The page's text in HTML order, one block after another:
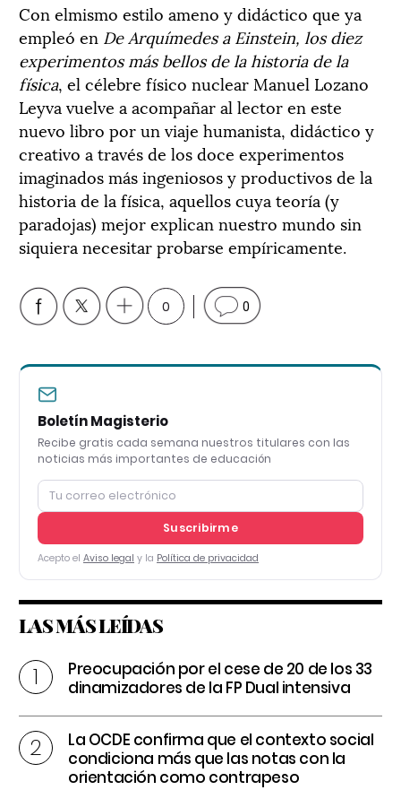
Con elmismo estilo ameno y didáctico que ya
empleó en De Arquímedes a Einstein, los diez
experimentos más bellos de la historia de la
física, el célebre físico nuclear Manuel Lozano
Leyva vuelve a acompañar al lector en este
nuevo libro por un viaje humanista, didáctico y
creativo a través de los doce experimentos
imaginados más ingeniosos y productivos de la
historia de la física, aquellos cuya teoría (y
paradojas) mejor explican nuestro mundo sin
siquiera necesitar probarse empíricamente.
0 0
Boletín Magisterio
Recibe gratis cada semana nuestros titulares con las
noticias más importantes de educación
Suscribirme
Acepto el Aviso legal y la Política de privacidad
LAS MÁS LEÍDAS
Preocupación por el cese de 20 de los 33
dinamizadores de la FP Dual intensiva
La OCDE confirma que el contexto social
condiciona más que las notas con la
orientación como contrapeso